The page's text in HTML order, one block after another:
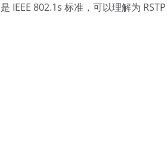
802.1s 标准，可以理解为 RSTP